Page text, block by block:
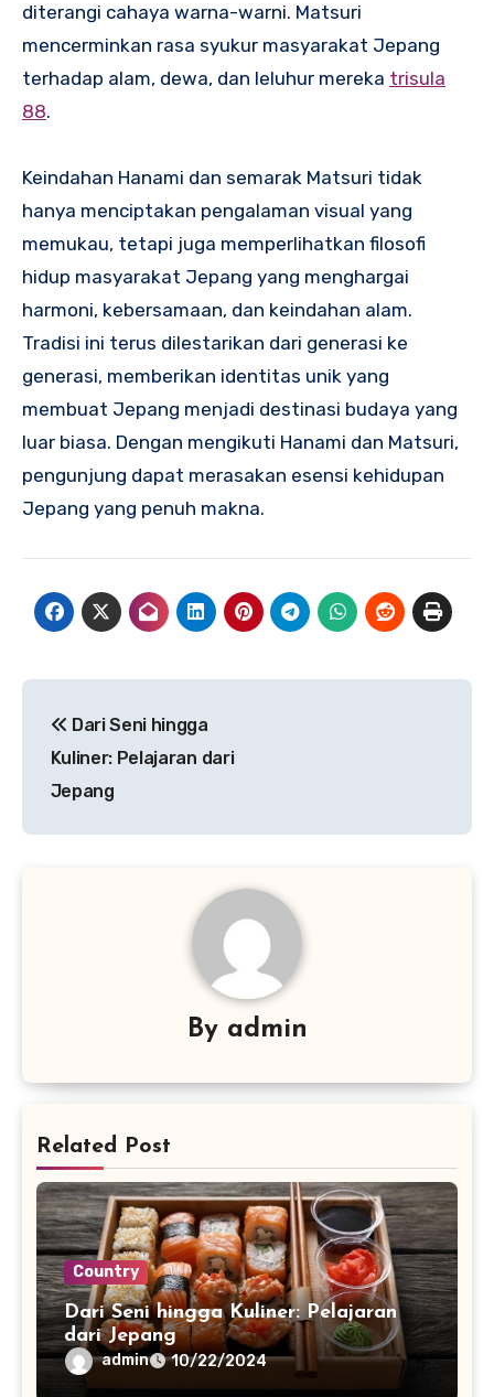
diterangi cahaya warna-warni. Matsuri
mencerminkan rasa syukur masyarakat Jepang
terhadap alam, dewa, dan leluhur mereka trisula
88.
Keindahan Hanami dan semarak Matsuri tidak
hanya menciptakan pengalaman visual yang
memukau, tetapi juga memperlihatkan filosofi
hidup masyarakat Jepang yang menghargai
harmoni, kebersamaan, dan keindahan alam.
Tradisi ini terus dilestarikan dari generasi ke
generasi, memberikan identitas unik yang
membuat Jepang menjadi destinasi budaya yang
luar biasa. Dengan mengikuti Hanami dan Matsuri,
pengunjung dapat merasakan esensi kehidupan
Jepang yang penuh makna.
pos
Dari Seni hingga
Kuliner: Pelajaran dari
Jepang
By admin
Related Post
Country
Dari Seni hingga Kuliner: Pelajaran
dari Jepang
admin 10/22/2024